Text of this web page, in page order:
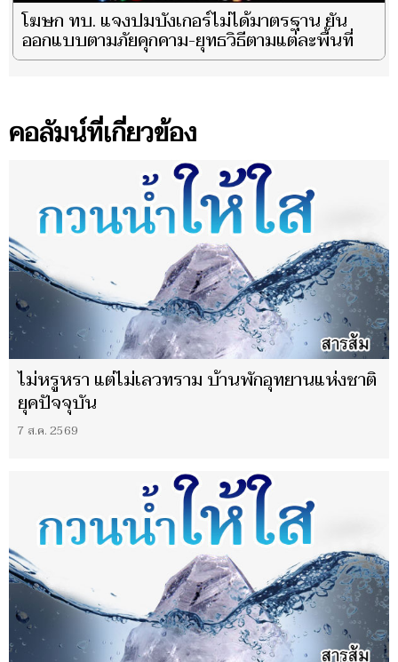
โฆษก ทบ. แจงปมบังเกอร์ไม่ได้มาตรฐาน ยัน
ออกแบบตามภัยคุกคาม-ยุทธวิธีตามแต่ละพื้นที่
คอลัมน์ที่เกี่ยวข้อง
ไม่หรูหรา แต่ไม่เลวทราม บ้านพักอุทยานแห่งชาติ
ยุคปัจจุบัน
7 ส.ค. 2569